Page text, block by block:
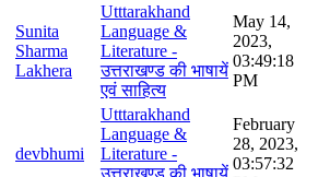
Sunita
Sharma
Lakhera
Utttarakhand
Language &
Literature -
उत्तराखण्ड की भाषायें
एवं साहित्य
May 14,
2023,
03:49:18
PM
devbhumi
Utttarakhand
Language &
Literature -
उत्तराखण्ड की भाषायें
February
28, 2023,
03:57:32